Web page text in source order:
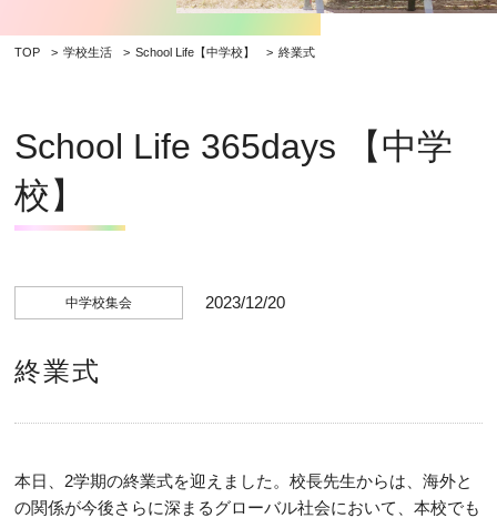
TOP 学校生活 School Life【中学校】 終業式
School Life 365days 【中学
校】
中学校集会 2023/12/20
終業式
本日、2学期の終業式を迎えました。校長先生からは、海外と
の関係が今後さらに深まるグローバル社会において、本校でも